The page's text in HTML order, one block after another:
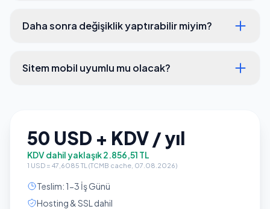
Daha sonra değişiklik yaptırabilir miyim?
Sitem mobil uyumlu mu olacak?
50 USD + KDV / yıl
KDV dahil yaklaşık 2.856,51 TL
1 USD = 47,6085 TL (TCMB cache, 07.08.2026)
Teslim: 1-3 İş Günü
Hosting & SSL dahil